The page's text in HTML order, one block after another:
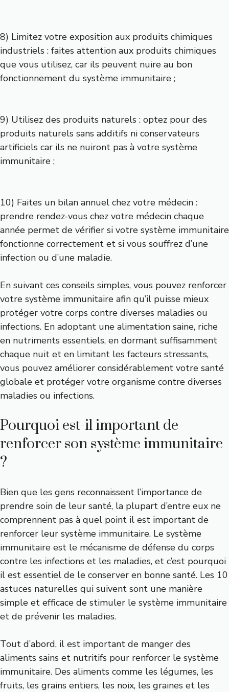
8) Limitez votre exposition aux produits chimiques
industriels : faites attention aux produits chimiques
que vous utilisez, car ils peuvent nuire au bon
fonctionnement du système immunitaire ;
9) Utilisez des produits naturels : optez pour des
produits naturels sans additifs ni conservateurs
artificiels car ils ne nuiront pas à votre système
immunitaire ;
10) Faites un bilan annuel chez votre médecin :
prendre rendez-vous chez votre médecin chaque
année permet de vérifier si votre système immunitaire
fonctionne correctement et si vous souffrez d’une
infection ou d’une maladie.
En suivant ces conseils simples, vous pouvez renforcer
votre système immunitaire afin qu’il puisse mieux
protéger votre corps contre diverses maladies ou
infections. En adoptant une alimentation saine, riche
en nutriments essentiels, en dormant suffisamment
chaque nuit et en limitant les facteurs stressants,
vous pouvez améliorer considérablement votre santé
globale et protéger votre organisme contre diverses
maladies ou infections.
Pourquoi est-il important de
renforcer son système immunitaire
?
Bien que les gens reconnaissent l’importance de
prendre soin de leur santé, la plupart d’entre eux ne
comprennent pas à quel point il est important de
renforcer leur système immunitaire. Le système
immunitaire est le mécanisme de défense du corps
contre les infections et les maladies, et c’est pourquoi
il est essentiel de le conserver en bonne santé. Les 10
astuces naturelles qui suivent sont une manière
simple et efficace de stimuler le système immunitaire
et de prévenir les maladies.
Tout d’abord, il est important de manger des
aliments sains et nutritifs pour renforcer le système
immunitaire. Des aliments comme les légumes, les
fruits, les grains entiers, les noix, les graines et les